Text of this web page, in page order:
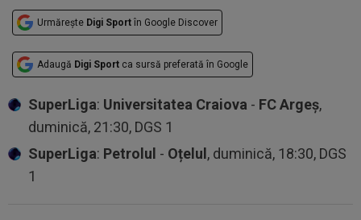
Urmărește Digi Sport în Google Discover
Adaugă Digi Sport ca sursă preferată în Google
SuperLiga: Universitatea Craiova - FC Argeș,
duminică, 21:30, DGS 1
SuperLiga: Petrolul - Oțelul , duminică, 18:30, DGS
1